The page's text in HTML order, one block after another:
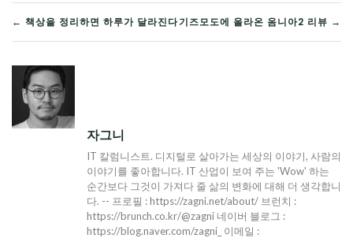
글
탐
색
← 책상을 정리하면 하루가 달라진다기즈모도에 올라온 옴니아2 리뷰 →
자그니
IT 칼럼니스트. 디지털로 살아가는 세상의 이야기, 사람의
이야기를 좋아합니다. IT 산업이 보여 주는 'Wow' 하는
순간보다 그것이 가져다 줄 삶의 변화에 대해 더 생각합니
다. -- 프로필 : https://zagni.net/about/ 브런치 :
https://brunch.co.kr/@zagni 네이버 블로그 :
https://blog.naver.com/zagni_ 이메일 :